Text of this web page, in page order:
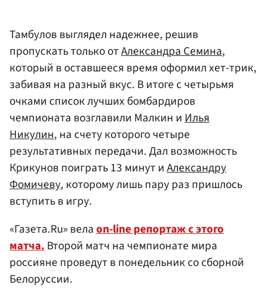
Тамбулов выглядел надежнее, решив
пропускать только отАлександра Семина,
который в оставшееся время оформил хет-трик,
забивая на разный вкус. В итоге с четырьмя
очками список лучших бомбардиров
чемпионата возглавили Малкин иИлья
Никулин, на счету которого четыре
результативных передачи. Дал возможность
Крикунов поиграть 13 минут иАлександру
Фомичеву, которому лишь пару раз пришлось
вступить в игру.
«Газета.Ru» велаon-line репортаж с этого
матча.Второй матч на чемпионате мира
россияне проведут в понедельник со сборной
Белоруссии.